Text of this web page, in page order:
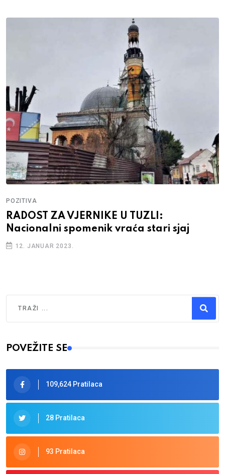
POZITIVA
RADOST ZA VJERNIKE U TUZLI:
Nacionalni spomenik vraća stari sjaj
12. JANUAR 2023.
Type 2 or more characters for results.
POVEŽITE SE
109,624 Pratilaca
28 Pratilaca
93 Pratilaca